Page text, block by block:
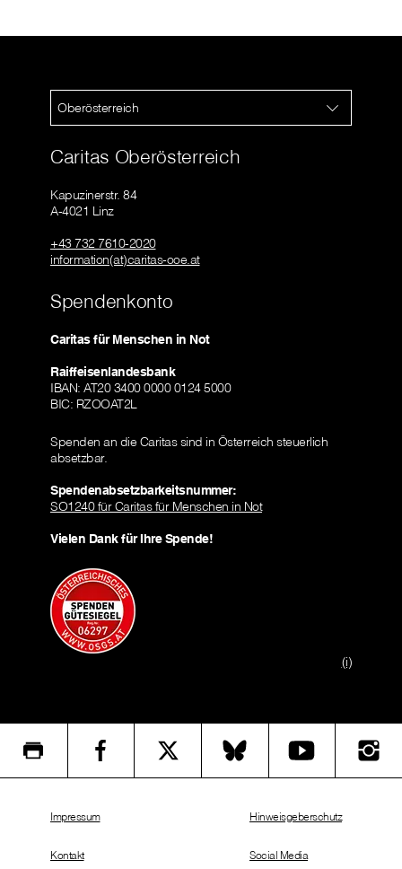
Oberösterreich
Caritas Oberösterreich
Kapuzinerstr. 84
A-4021 Linz
+43 732 7610-2020
information(at)caritas-ooe.at
Spendenkonto
Caritas für Menschen in Not
Raiffeisenlandesbank
IBAN: AT20 3400 0000 0124 5000
BIC: RZOOAT2L
Spenden an die Caritas sind in Österreich steuerlich
absetzbar.
Spendenabsetzbarkeitsnummer:
SO1240 für Caritas für Menschen in Not
Vielen Dank für Ihre Spende!
(i)
Impressum
Kontakt
Hinweisgeberschutz
Social Media